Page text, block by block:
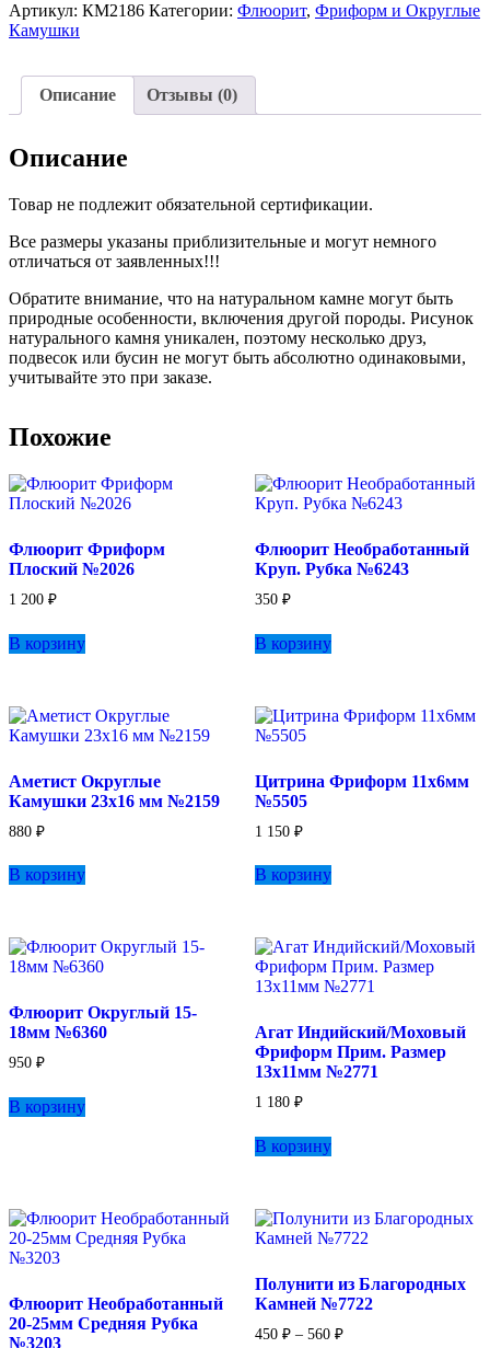
Камушки
23х16мм
Артикул: КМ2186 Категории: Флюорит, Фриформ и Округлые
Камушки
Описание Отзывы (0)
Описание
Товар не подлежит обязательной сертификации.
Все размеры указаны приблизительные и могут немного
отличаться от заявленных!!!
Обратите внимание, что на натуральном камне могут быть
природные особенности, включения другой породы. Рисунок
натурального камня уникален, поэтому несколько друз,
подвесок или бусин не могут быть абсолютно одинаковыми,
учитывайте это при заказе.
Похожие
Флюорит Фриформ
Плоский №2026
1 200 ₽
В корзину
Флюорит Необработанный
Круп. Рубка №6243
350 ₽
В корзину
Аметист Округлые
Камушки 23х16 мм №2159
880 ₽
В корзину
Цитрина Фриформ 11х6мм
№5505
1 150 ₽
В корзину
Флюорит Округлый 15-
18мм №6360
950 ₽
В корзину
Агат Индийский/Моховый
Фриформ Прим. Размер
13х11мм №2771
1 180 ₽
В корзину
Флюорит Необработанный
20-25мм Средняя Рубка
№3203
Полунити из Благородных
Камней №7722
450 ₽ – 560 ₽Диапазон